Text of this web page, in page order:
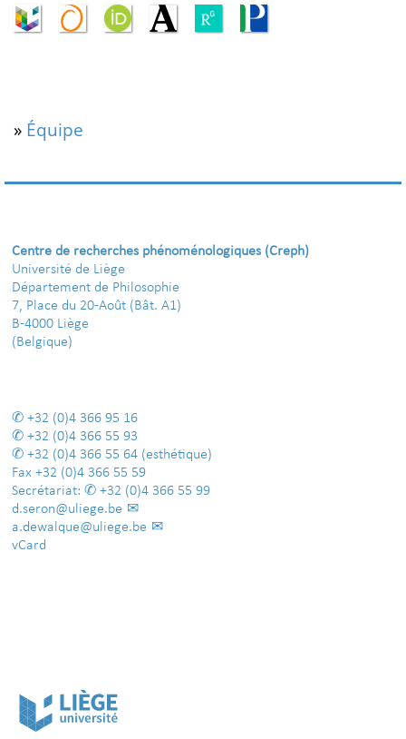
» Équipe
Centre de recherches phénoménologiques (Creph)
Université de Liège
Département de Philosophie
7, Place du 20-Août (Bât. A1)
B-4000 Liège
(Belgique)
+32 (0)4 366 95 16
+32 (0)4 366 55 93
+32 (0)4 366 55 64 (esthétique)
Fax +32 (0)4 366 55 59
Secrétariat:
+32 (0)4 366 55 99
d.seron@uliege.be
a.dewalque@uliege.be
vCard